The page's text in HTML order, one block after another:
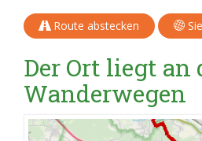
Route abstecken
Der Ort liegt an
Wanderwegen